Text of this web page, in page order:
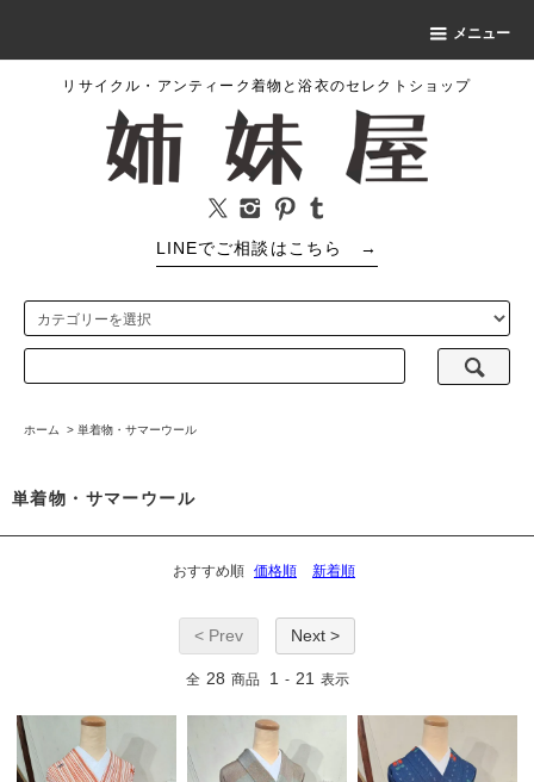
メニュー
リサイクル・アンティーク着物と浴衣のセレクトショップ
LINEでご相談はこちら →
ホーム > 単着物・サマーウール
単着物・サマーウール
おすすめ順 価格順 新着順
< Prev Next >
全 28 商品 1 - 21 表示